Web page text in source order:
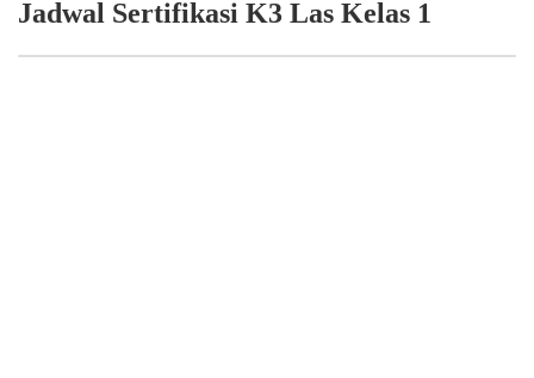
Jadwal Sertifikasi K3 Las Kelas 1